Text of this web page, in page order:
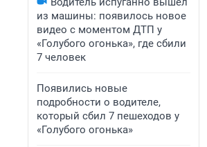
из машины: появилось новое
видео с моментом ДТП у
«Голубого огонька», где сбили
7 человек
Появились новые
подробности о водителе,
который сбил 7 пешеходов у
«Голубого огонька»